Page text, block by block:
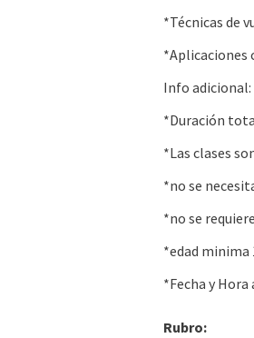
*Técnicas de
*Aplicaciones
Info adicional:
*Duración
*Las clases
*no se
*no se
*edad minima
*Fecha y
Rubro: